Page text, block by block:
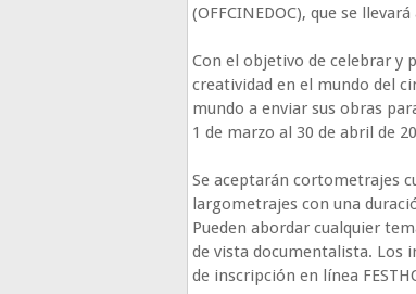
(OFFCINEDOC), que se
Con el objetivo de celebrar y
creatividad en el mundo del
mundo a enviar sus obras
1 de marzo al 30 de abril de
Se aceptarán cortometrajes
largometrajes con una
Pueden abordar cualquier
de vista documentalista. Los
de inscripción en línea